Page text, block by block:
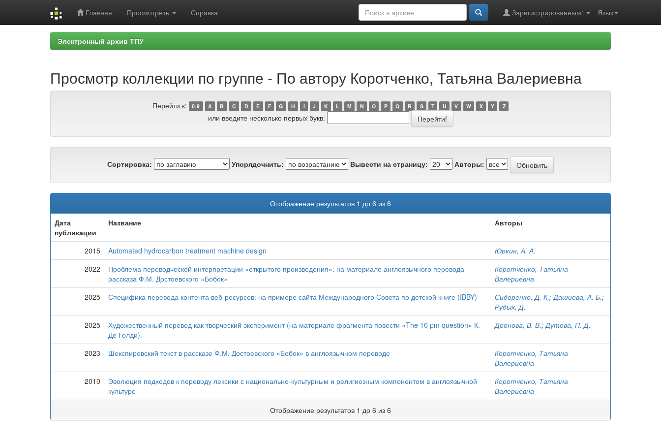
Главная Просмотреть Справка Язык
Зарегистрированным:
Электронный архив ТПУ
Просмотр коллекции по группе - По автору Коротченко, Татьяна Валериевна
Перейти к: 0-9 A B C D E F G H I J K L M N O P Q R S T U V W X Y Z
или введите несколько первых букв:
Сортировка: Упорядочнить: Вывести на страницу: Авторы:
Отображение результатов 1 до 6 из 6
Дата
публикации
Название Авторы
2015 Automated hydrocarbon treatment machine design
Юркин, А. А.
2022
Проблема переводческой интерпретации «открытого произведения»: на материале англоязычного перевода
рассказа Ф.М. Достоевского «Бобок»
Коротченко, Татьяна
Валериевна
2025
Специфика перевода контента веб-ресурсов: на примере сайта Международного Совета по детской книге (IBBY) Сидоренко, Д. К.;Дашиева, А. Б.;
Рудых, Д.
2025
Художественный перевод как творческий эксперимент (на материале фрагмента повести «The 10 pm question» К.
Де Голди).
Дронова, В. В.;Дутова, П. Д.
2023 Шекспировский текст в рассказе Ф.М. Достоевского «Бобок» в англоязычном переводе
Коротченко, Татьяна
Валериевна
2010
Эволюция подходов к переводу лексики с национально-культурным и религиозным компонентом в англоязычной
культуре
Коротченко, Татьяна
Валериевна
Отображение результатов 1 до 6 из 6